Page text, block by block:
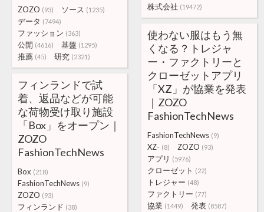
株式会社 (19472)
ZOZO (93) ソース (1235)
データ (7494)
ファッション (363)
公開 (4616) 基盤 (1295)
推薦 (45) 研究 (2321)
使わない服はもう無
くなる？トレジャ
ー・ファクトリーと
クローゼットアプリ
「XZ」が協業を発表
｜ZOZO
FashionTechNews
FashionTechNews (9)
XZ- (8) ZOZO (93)
アプリ (5976)
クローゼット (22)
トレジャー (48)
ファクトリー (77)
協業 (1449) 発表 (8587)
フィンランドで試
着、返品などが可能
な荷物受け取り施設
「Box」をオープン｜
ZOZO
FashionTechNews
Box (218)
FashionTechNews (9)
ZOZO (93)
フィンランド (38)